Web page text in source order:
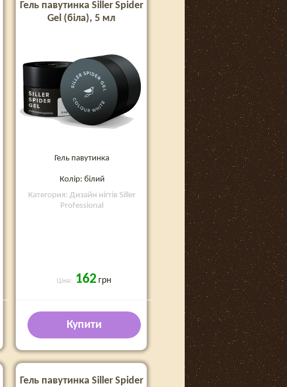
Гель павутинка Siller Spider
Gel (біла), 5 мл
Гель павутинка
Колір: білий
Категория: Дизайн нігтів Siller
Professional
Ціна: 162 грн
Купити
Гель павутинка Siller Spider